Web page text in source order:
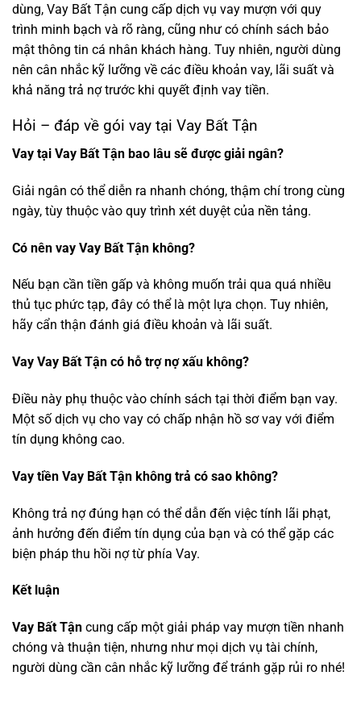
dùng, Vay Bất Tận cung cấp dịch vụ vay mượn với quy
trình minh bạch và rõ ràng, cũng như có chính sách bảo
mật thông tin cá nhân khách hàng. Tuy nhiên, người dùng
nên cân nhắc kỹ lưỡng về các điều khoản vay, lãi suất và
khả năng trả nợ trước khi quyết định vay tiền.
Hỏi – đáp về gói vay tại Vay Bất Tận
Vay tại Vay Bất Tận bao lâu sẽ được giải ngân?
Giải ngân có thể diễn ra nhanh chóng, thậm chí trong cùng
ngày, tùy thuộc vào quy trình xét duyệt của nền tảng.
Có nên vay Vay Bất Tận không?
Nếu bạn cần tiền gấp và không muốn trải qua quá nhiều
thủ tục phức tạp, đây có thể là một lựa chọn. Tuy nhiên,
hãy cẩn thận đánh giá điều khoản và lãi suất.
Vay Vay Bất Tận có hỗ trợ nợ xấu không?
Điều này phụ thuộc vào chính sách tại thời điểm bạn vay.
Một số dịch vụ cho vay có chấp nhận hồ sơ vay với điểm
tín dụng không cao.
Vay tiền Vay Bất Tận không trả có sao không?
Không trả nợ đúng hạn có thể dẫn đến việc tính lãi phạt,
ảnh hưởng đến điểm tín dụng của bạn và có thể gặp các
biện pháp thu hồi nợ từ phía Vay.
Kết luận
Vay Bất Tận cung cấp một giải pháp vay mượn tiền nhanh
chóng và thuận tiện, nhưng như mọi dịch vụ tài chính,
người dùng cần cân nhắc kỹ lưỡng để tránh gặp rủi ro nhé!